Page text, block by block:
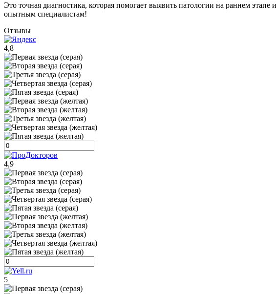
Это точная диагностика, которая помогает выявить патологии на раннем
опытным специалистам!
Отзывы
4,8
4,9
5